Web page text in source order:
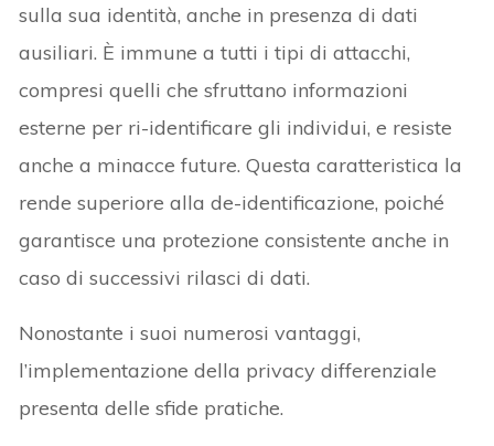
sulla sua identità, anche in presenza di dati
ausiliari. È immune a tutti i tipi di attacchi,
compresi quelli che sfruttano informazioni
esterne per ri-identificare gli individui, e resiste
anche a minacce future. Questa caratteristica la
rende superiore alla de-identificazione, poiché
garantisce una protezione consistente anche in
caso di successivi rilasci di dati.
Nonostante i suoi numerosi vantaggi,
l’implementazione della privacy differenziale
presenta delle sfide pratiche.